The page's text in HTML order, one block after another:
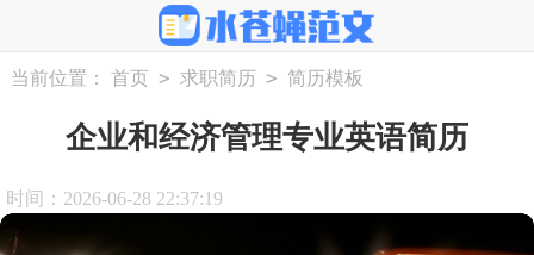
当前位置： 首页 > 求职简历 > 简历模板
企业和经济管理专业英语简历
时间：2026-06-28 22:37:19